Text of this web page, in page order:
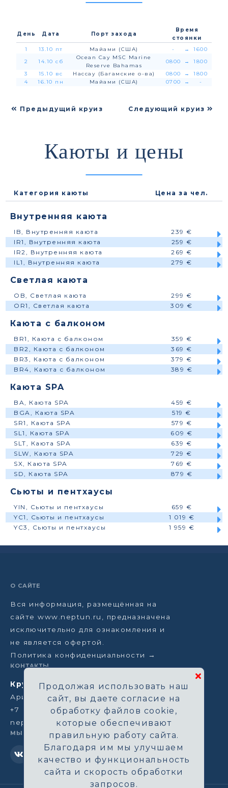
День Дата Порт захода
Время
стоянки
1
13.10 пт Майами (США) - →
1600
2
14.10 сб
Ocean Cay MSC Marine
Reserve Bahamas
0800 →
1800
3
15.10 вс Нассау (Багамские о-ва) 0800 →
1800
4
16.10 пн Майами (США) 0700 → -
Предыдущий круиз Следующий круиз
Каюты и цены
Категория каюты Цена за чел.
Внутренняя каюта
IB, Внутренняя каюта
239 €
IR1, Внутренняя каюта
259 €
IR2, Внутренняя каюта
269 €
IL1, Внутренняя каюта
279 €
Светлая каюта
OB, Светлая каюта
299 €
OR1, Светлая каюта
309 €
Каюта с балконом
BR1, Каюта с балконом
359 €
BR2, Каюта с балконом
369 €
BR3, Каюта с балконом
379 €
BR4, Каюта с балконом
389 €
Каюта SPA
BA, Каюта SPA
459 €
BGA, Каюта SPA
519 €
SR1, Каюта SPA
579 €
SL1, Каюта SPA
609 €
SLT, Каюта SPA
639 €
SLW, Каюта SPA
729 €
SX, Каюта SPA
769 €
SD, Каюта SPA
879 €
Сьюты и пентхаусы
YIN, Сьюты и пентхаусы
659 €
YC1, Сьюты и пентхаусы
1 019 €
YC3, Сьюты и пентхаусы
1 959 €
О САЙТЕ
Вся информация, размещённая на
сайте www.neptun.ru, предназначена
исключительно для ознакомления и
не является офертой.
Политика конфиденциальности →
КОНТАКТЫ
Круизная компания Нептун
Аристарховский пер, 3/1, Москва
+7 (964) 583-14-96
neptun@aha.ru
МЫ В СЕТИ
Продолжая использовать наш
сайт, вы даете согласие на
обработку файлов cookie,
которые обеспечивают
правильную работу сайта.
Благодаря им мы улучшаем
качество и функциональность
сайта и скорость обработки
запросов.